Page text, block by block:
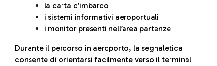
la carta d’imbarco
i sistemi informativi aeroportuali
i monitor presenti nell’area partenze
Durante il percorso in aeroporto, la segnaletica
consente di orientarsi facilmente verso il terminal